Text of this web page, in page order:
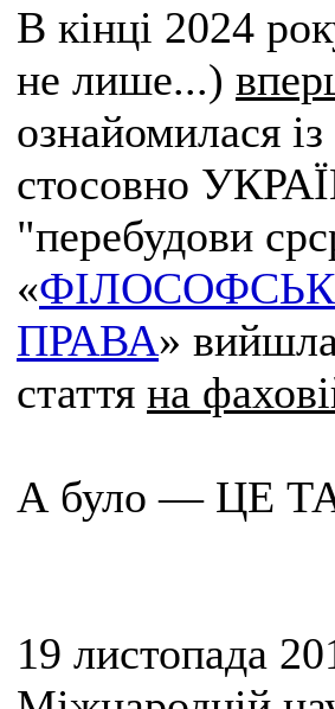
В кінці 2024
не лише...)
ознайомилася
стосовно
"перебудови
«
ПРАВА»
стаття на
А було — ЦЕ
19 листопада